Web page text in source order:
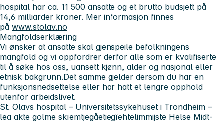
hospital har ca. 11 500 ansatte og et brutto budsjett på
14,6 milliarder kroner. Mer informasjon finnes
på www.stolav.no
Mangfoldserklæring
Vi ønsker at ansatte skal gjenspeile befolkningens
mangfold og vi oppfordrer derfor alle som er kvalifiserte
til å søke hos oss, uansett kjønn, alder og nasjonal eller
etnisk bakgrunn.Det samme gjelder dersom du har en
funksjonsnedsettelse eller har hatt et lengre opphold
utenfor arbeidslivet.
St. Olavs hospital – Universitetssykehuset i Trondheim –
lea akte golme skïemtjegåetiegïehtelimmijste Helse Midt-